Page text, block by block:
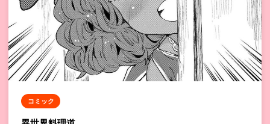
コミック